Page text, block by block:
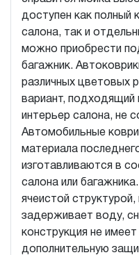
доступен как полный
салона, так и
можно приобрести
багажник.
различных цветовых
вариант, подходящий
интерьер салона, не
Автомобильные
материала
изготавливаются в
салона или
ячеистой
задерживает воду,
конструкция не
дополнительную